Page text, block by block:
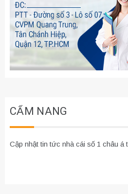
CẨM NANG
Cập nhật tin tức nhà cái số 1 châu á